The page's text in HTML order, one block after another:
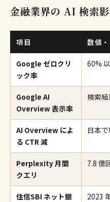
金融業界の AI 検索
項目 数値
Google ゼロクリ
ック率
60%
Google AI
Overview 表示率
検索
AI Overview によ
る CTR 減
日本
Perplexity 月間
クエリ
7.8 億
住信SBI ネット銀
2023